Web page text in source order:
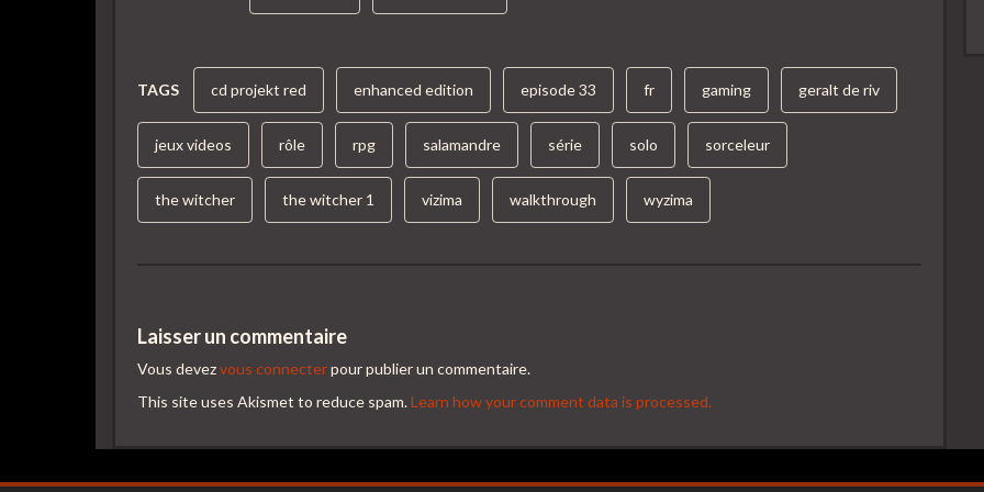
TAGS cd projekt red enhanced edition episode 33 fr gaming geralt de riv
jeux videos rôle rpg salamandre série solo sorceleur
the witcher the witcher 1 vizima walkthrough wyzima
Laisser un commentaire
Vous devezvous connecterpour publier un commentaire.
This site uses Akismet to reduce spam.Learn how your comment data is processed.